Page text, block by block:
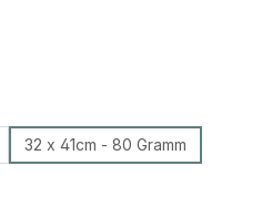
32 x 41cm - 80 Gramm